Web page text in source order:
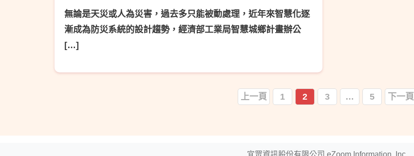
無論是天災或人為災害，過去多只能被動處理，近年來智慧化逐
漸成為防災系統的設計趨勢，經濟部工業局智慧城鄉計畫辦公
[…]
上一頁 1 2 3 … 5 下一頁
宜眾資訊股份有限公司 eZoom Information, Inc.